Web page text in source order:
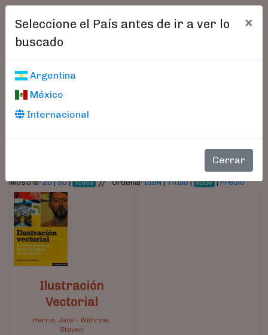
Seleccione el País antes de ir a ver lo
buscado
×
Argentina
México
Internacional
Cerrar
Libros encontrados
Parámetros
Mostrar20|50| Todos //OrdenarISBN|Título| Autor |Precio
Ilustración
Vectorial
Harris, Jack - Withrow,
Steven